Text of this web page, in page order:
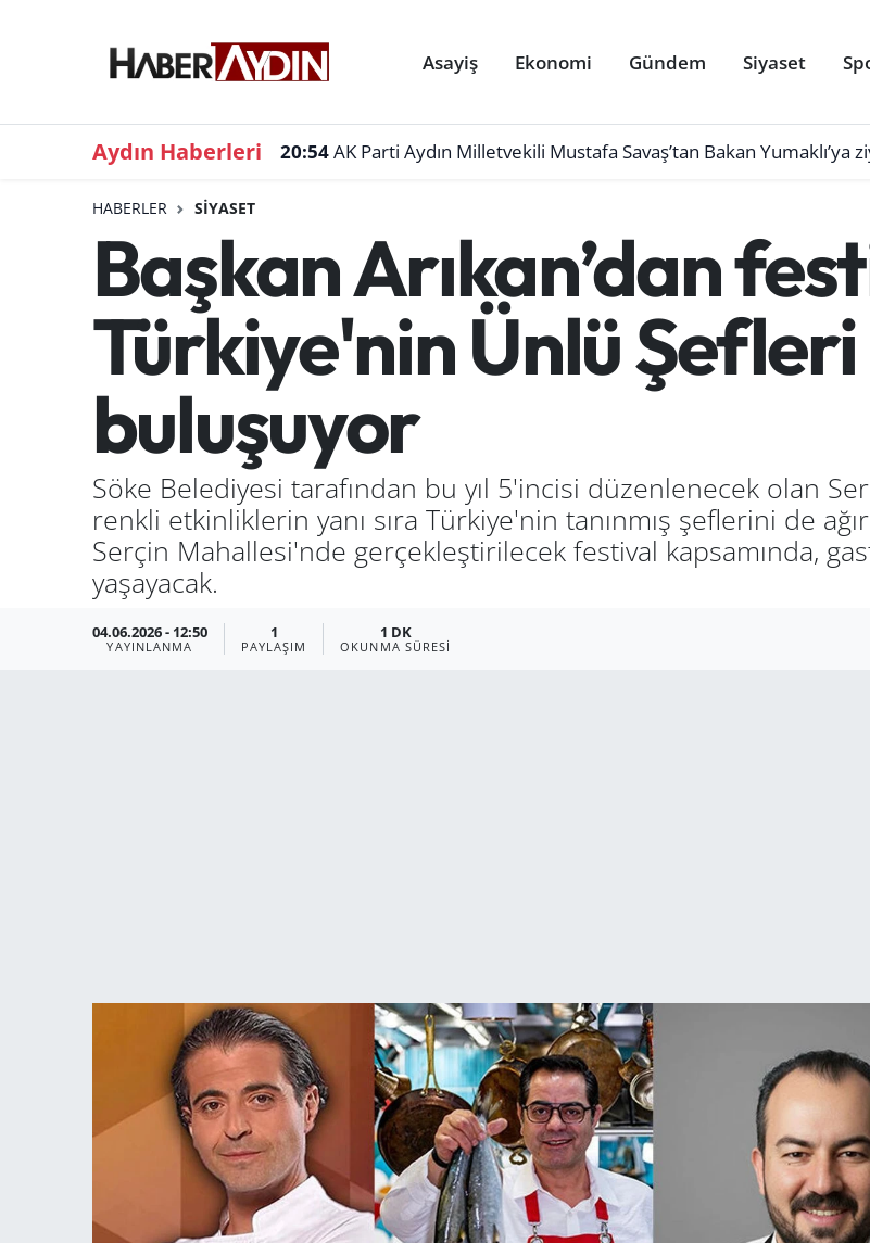
Asayiş Ekonomi Gündem Siyaset
Aydın Haberleri 20:54AK Parti Aydın Milletvekili Mustafa Savaş’tan Bakan Yumaklı’ya
HABERLER SIYASET
Başkan Arıkan’dan
Türkiye'nin Ünlü
buluşuyor
Söke Belediyesi tarafından bu yıl 5'incisi düzenlenecek olan
renkli etkinliklerin yanı sıra Türkiye'nin tanınmış şeflerini de
Serçin Mahallesi'nde gerçekleştirilecek festival kapsamında,
yaşayacak.
04.06.2026 - 12:50
YAYINLANMA
1
PAYLAŞIM
1 DK
OKUNMA SÜRESI